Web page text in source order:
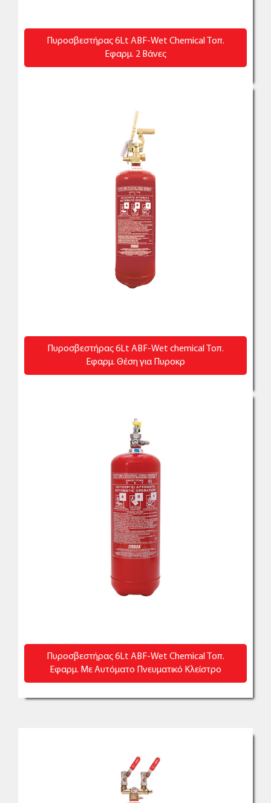
Πυροσβεστήρας 6Lt ABF-Wet Chemical Τοπ.
Εφαρμ. 2 Βάνες
Πυροσβεστήρας 6Lt ABF-Wet chemical Τοπ.
Εφαρμ. Θέση για Πυροκρ
Πυροσβεστήρας 6Lt ABF-Wet Chemical Τοπ.
Εφαρμ. Με Αυτόματο Πνευματικό Κλείστρο